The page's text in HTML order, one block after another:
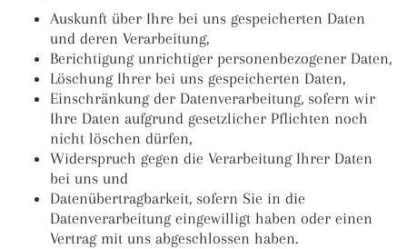
Auskunft über Ihre bei uns gespeicherten Daten
und deren Verarbeitung,
Berichtigung unrichtiger personenbezogener Daten,
Löschung Ihrer bei uns gespeicherten Daten,
Einschränkung der Datenverarbeitung, sofern wir
Ihre Daten aufgrund gesetzlicher Pflichten noch
nicht löschen dürfen,
Widerspruch gegen die Verarbeitung Ihrer Daten
bei uns und
Datenübertragbarkeit, sofern Sie in die
Datenverarbeitung eingewilligt haben oder einen
Vertrag mit uns abgeschlossen haben.